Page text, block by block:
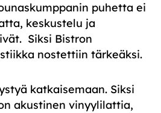
puhetta ei
keskustelu ja
Siksi Bistron
nostettiin tärkeäksi.
katkaisemaan. Siksi
akustinen vinyylilattia,